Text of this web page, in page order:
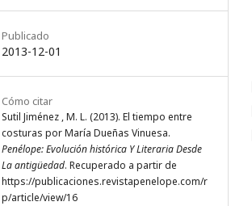
Publicado
2013-12-01
Cómo citar
Sutil Jiménez , M. L. (2013). El tiempo entre
costuras por María Dueñas Vinuesa.
Penélope: Evolución histórica Y Literaria Desde
La antigüedad. Recuperado a partir de
https://publicaciones.revistapenelope.com/r
p/article/view/16